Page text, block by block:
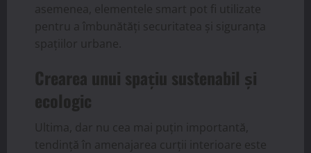
asemenea, elementele smart pot fi utilizate
pentru a îmbunătăți securitatea și siguranța
spațiilor urbane.
Crearea unui spațiu sustenabil și
ecologic
Ultima, dar nu cea mai puțin importantă,
tendință în amenajarea curții interioare este